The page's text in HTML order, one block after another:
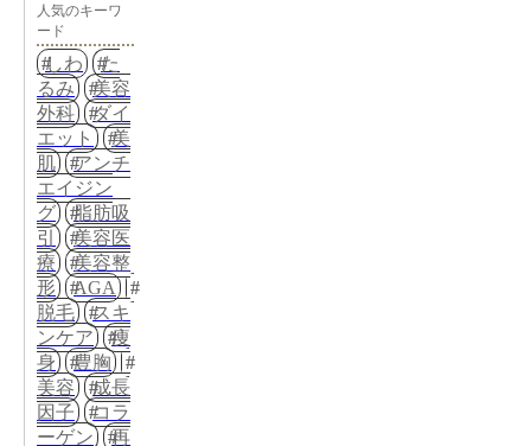
人気のキーワ
ード
しわ
た
るみ
美容
外科
ダイ
エット
美
肌
アンチ
エイジン
グ
脂肪吸
引
美容医
療
美容整
形
AGA
脱毛
スキ
ンケア
痩
身
豊胸
美容
成長
因子
コラ
ーゲン
再